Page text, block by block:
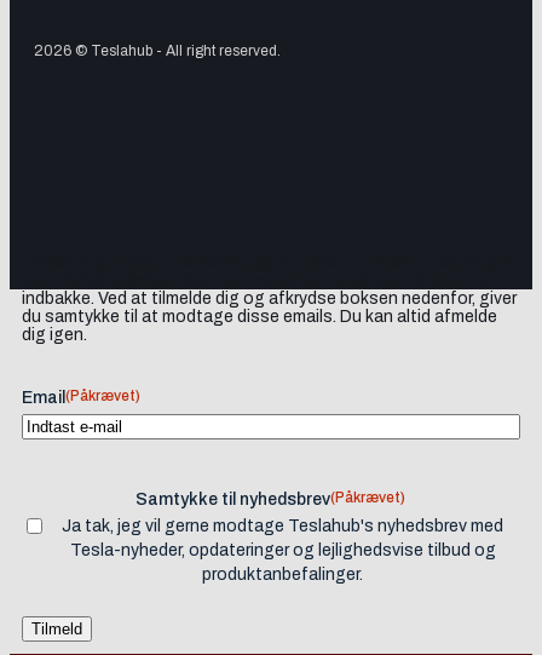
2026 © Teslahub - All right reserved.
indbakke. Ved at tilmelde dig og afkrydse boksen nedenfor, giver
du samtykke til at modtage disse emails. Du kan altid afmelde
dig igen.
Email (Påkrævet)
Samtykke til nyhedsbrev(Påkrævet)
Ja tak, jeg vil gerne modtage Teslahub's nyhedsbrev med
Tesla-nyheder, opdateringer og lejlighedsvise tilbud og
produktanbefalinger.